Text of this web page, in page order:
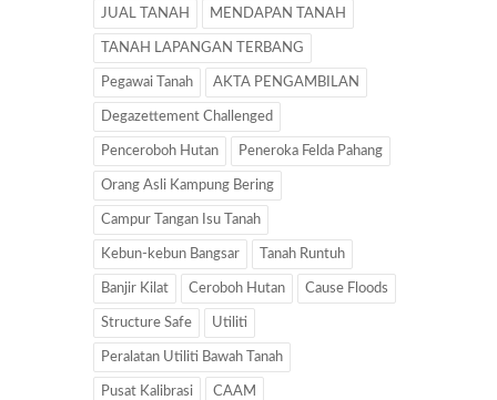
JUAL TANAH MENDAPAN TANAH
TANAH LAPANGAN TERBANG
Pegawai Tanah AKTA PENGAMBILAN
Degazettement Challenged
Penceroboh Hutan Peneroka Felda Pahang
Orang Asli Kampung Bering
Campur Tangan Isu Tanah
Kebun-kebun Bangsar Tanah Runtuh
Banjir Kilat Ceroboh Hutan Cause Floods
Structure Safe Utiliti
Peralatan Utiliti Bawah Tanah
Pusat Kalibrasi CAAM